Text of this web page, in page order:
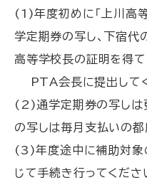
に
戻
る
(1)年度初めに「上川高
学定期券の写し、下宿代
高等学校長の証明を得て
PTA会長に提出してく
(2)通学定期券の写しは
の写しは毎月支払いの都
(3)年度途中に補助対象
じて手続き行ってくださ